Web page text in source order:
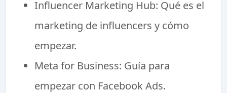
Influencer Marketing Hub: Qué es el
marketing de influencers y cómo
empezar.
Meta for Business: Guía para
empezar con Facebook Ads.